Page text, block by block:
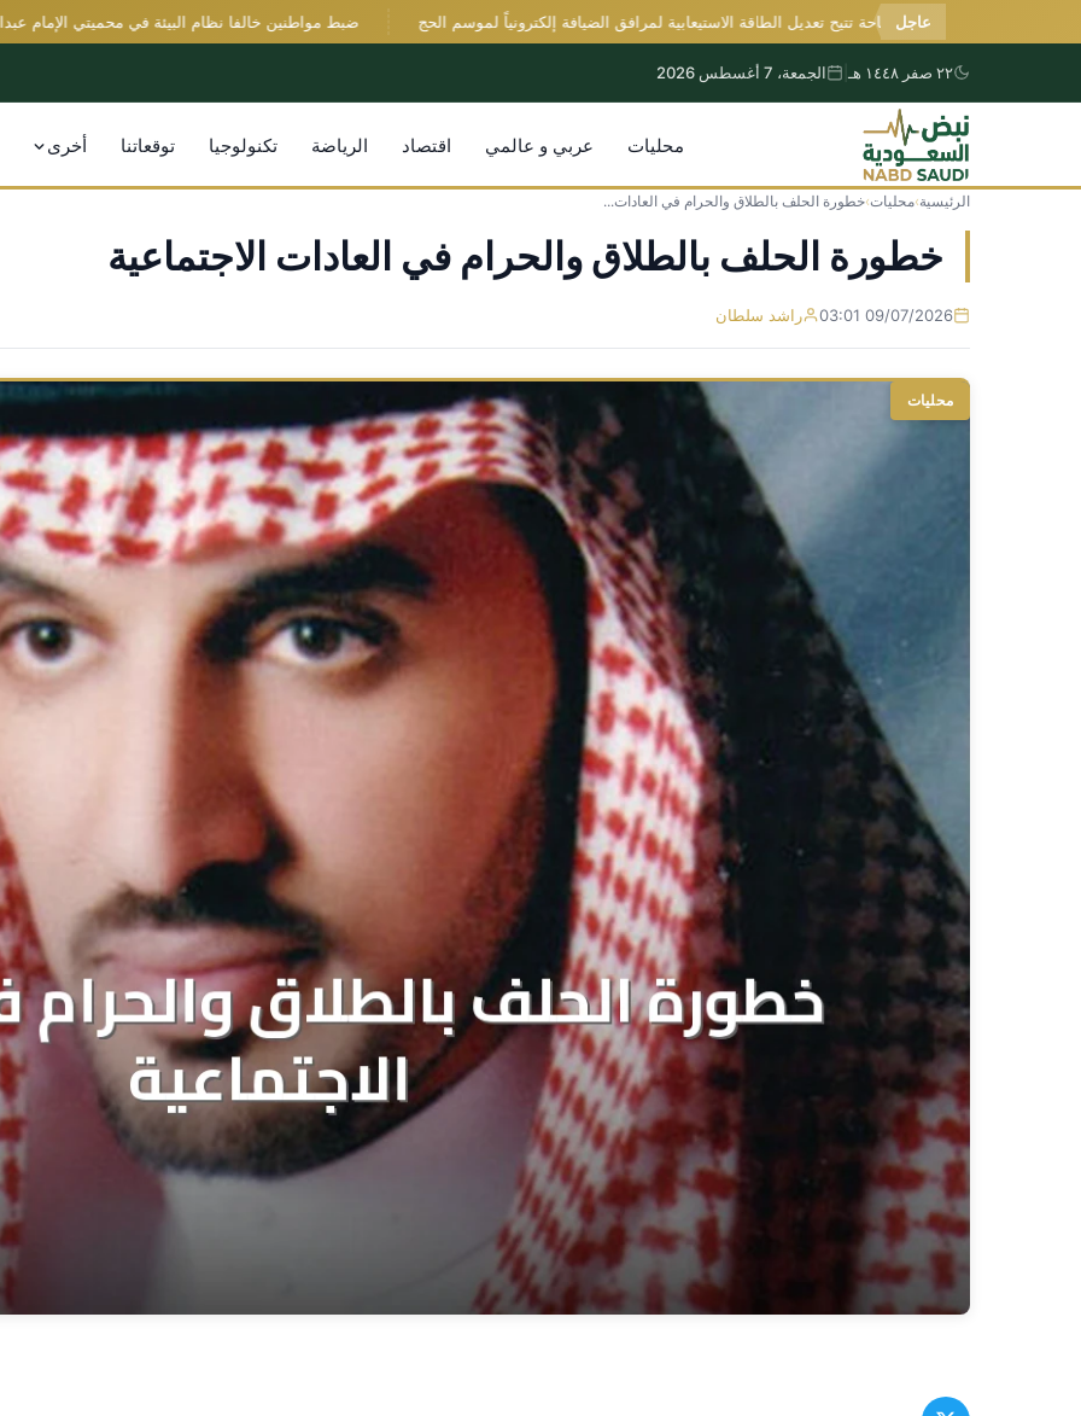
عاجل
وزارة السياحة تتيح تعديل الطاقة الاستيعابية لمرافق الضيافة إلكترونياً لموسم الحج ضبط مواطنين خالفا نظام البيئة في محميتي الإمام
٢٢ صفر ١٤٤٨ هـ الجمعة، 7 أغسطس 2026
محليات عربي و عالمي اقتصاد الرياضة تكنولوجيا توقعاتنا أخرى
الرئيسية›محليات›خطورة الحلف بالطلاق والحرام في العادات...
خطورة الحلف بالطلاق والحرام في العادات الاجتماعية
09/07/2026 03:01 راشد سلطان
محليات